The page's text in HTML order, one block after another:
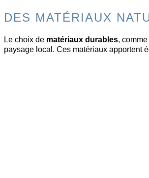
DES MATÉRIAUX
Le choix de matériaux durables,
paysage local. Ces matériaux apportent